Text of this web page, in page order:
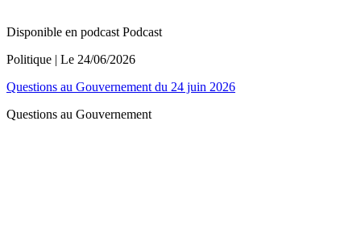
Disponible en podcast Podcast
Politique | Le 24/06/2026
Questions au Gouvernement du 24 juin 2026
Questions au Gouvernement